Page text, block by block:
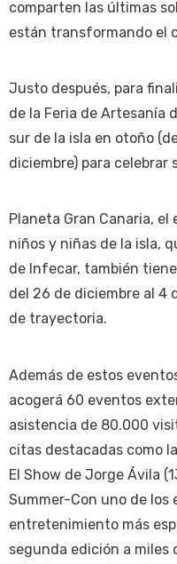
comparten las últimas
están transformando el
Justo después, para
de la Feria de Artesanía
sur de la isla en otoño
diciembre) para celebrar
Planeta Gran Canaria,
niños y niñas de la isla,
de Infecar, también
del 26 de diciembre al 4
de trayectoria.
Además de estos
acogerá 60 eventos
asistencia de 80.000
citas destacadas como
El Show de Jorge Ávila
Summer-Con uno de
entretenimiento más
segunda edición a miles